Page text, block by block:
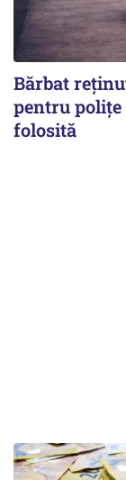
Bărbat
pentru polițe
folosită